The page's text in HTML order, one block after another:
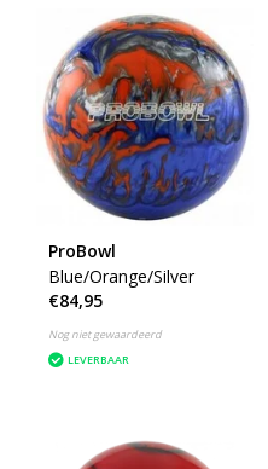
ProBowl
Blue/Orange/Silver
€84,95
Nog niet gewaardeerd
LEVERBAAR